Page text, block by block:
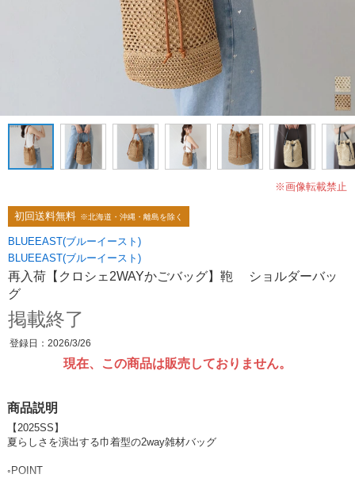
※画像転載禁止
初回送料無料 ※北海道・沖縄・離島を除く
BLUEEAST(ブルーイースト)
BLUEEAST(ブルーイースト)
再入荷【クロシェ2WAYかごバッグ】鞄 ショルダーバッ
グ
掲載終了
登録日：2026/3/26
現在、この商品は販売しておりません。
商品説明
【2025SS】
夏らしさを演出する巾着型の2way雑材バッグ
◦POINT